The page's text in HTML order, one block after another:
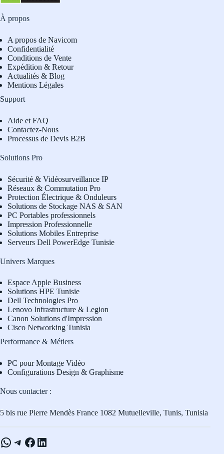
À propos
A propos de Navicom
Confidentialité
Conditions de Vente
Expédition & Retour
Actualités & Blog
Mentions Légales
Support
Aide et FAQ
Contactez-Nous
Processus de Devis B2B
Solutions Pro
Sécurité & Vidéosurveillance IP
Réseaux & Commutation Pro
Protection Électrique & Onduleurs
Solutions de Stockage NAS & SAN
PC Portables professionnels
Impression Professionnelle
Solutions Mobiles Entreprise
Serveurs Dell PowerEdge Tunisie
Univers Marques
Espace Apple Business
Solutions HPE Tunisie
Dell Technologies Pro
Lenovo Infrastructure & Legion
Canon Solutions d'Impression
Cisco Networking Tunisia
Performance & Métiers
PC pour Montage Vidéo
Configurations Design & Graphisme
Nous contacter :
5 bis rue Pierre Mendès France 1082 Mutuelleville, Tunis, Tunisia
WhatsApp
Telegram
Facebook
LinkedIn